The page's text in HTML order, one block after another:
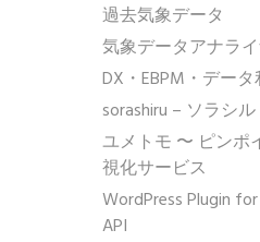
過去気象データ
気象データアナラ
DX・EBPM・デー
sorashiru – ソラシル
ユメトモ 〜 ピンポ
視化サービス
WordPress Plugin
API